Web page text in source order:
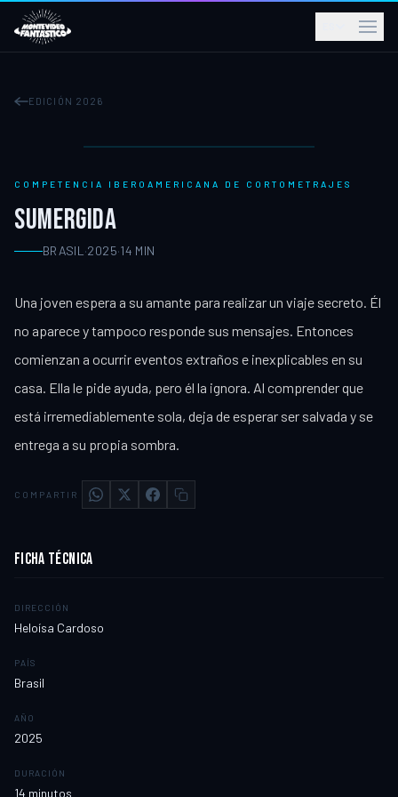
EDICIÓN 2026
COMPETENCIA IBEROAMERICANA DE CORTOMETRAJES
SUMERGIDA
BRASIL ·2025·14 MIN
Una joven espera a su amante para realizar un viaje secreto. Él
no aparece y tampoco responde sus mensajes. Entonces
comienzan a ocurrir eventos extraños e inexplicables en su
casa. Ella le pide ayuda, pero él la ignora. Al comprender que
está irremediablemente sola, deja de esperar ser salvada y se
entrega a su propia sombra.
COMPARTIR
FICHA TÉCNICA
DIRECCIÓN
Heloísa Cardoso
PAÍS
Brasil
AÑO
2025
DURACIÓN
14 minutos